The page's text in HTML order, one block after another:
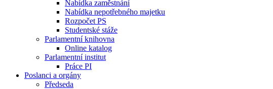
Nabídka zaměstnání
Nabídka nepotřebného majetku
Rozpočet PS
Studentské stáže
Parlamentní knihovna
Online katalog
Parlamentní institut
Práce PI
Poslanci a orgány
Předseda